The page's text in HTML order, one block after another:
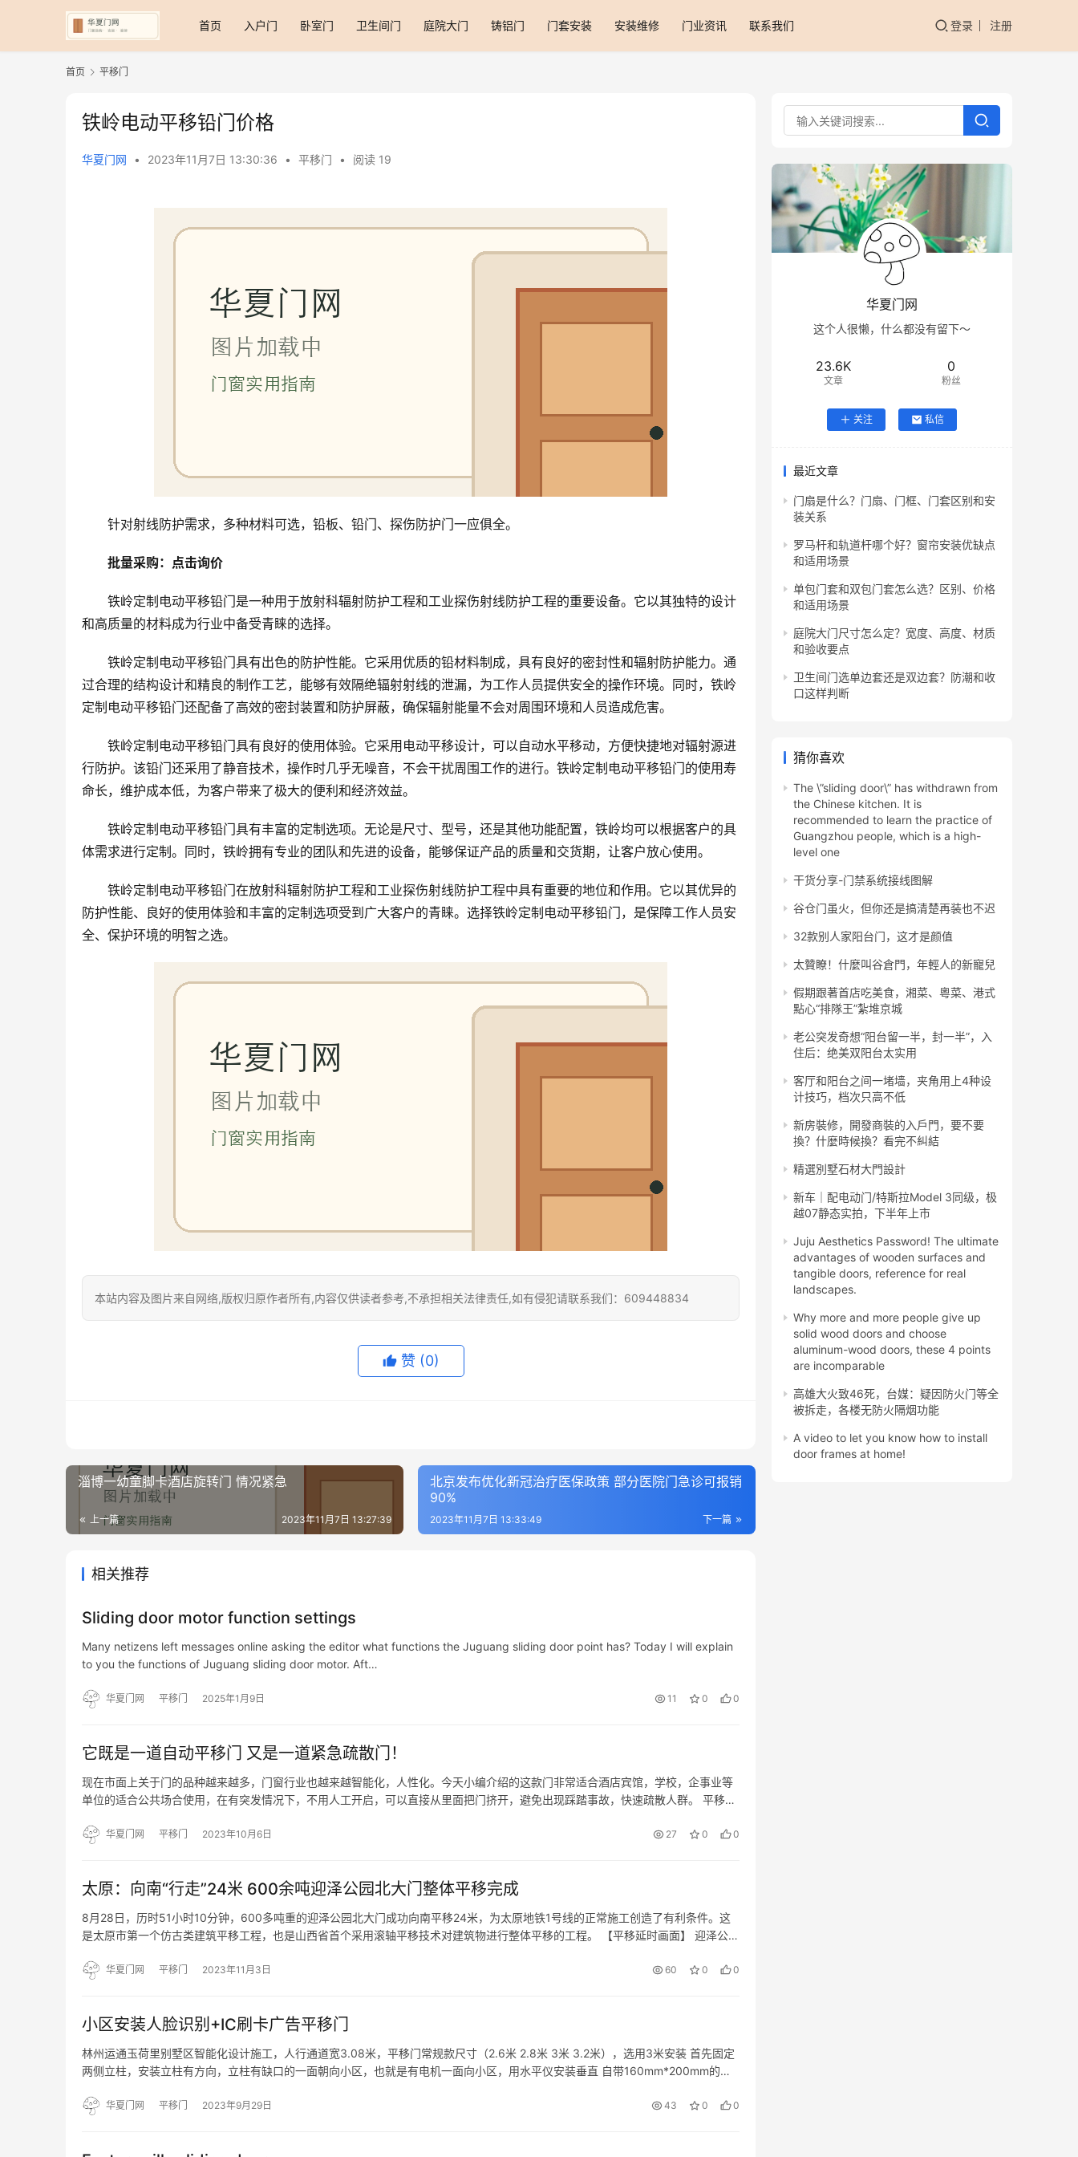
首页 入户门 卧室门 卫生间门 庭院大门 铸铝门 门套安装 安装维修 门业资讯 联系我们 登录 注册
首页 平移门
铁岭电动平移铅门价格
华夏门网 • 2023年11月7日 13:30:36 • 平移门 • 阅读 19
针对射线防护需求，多种材料可选，铅板、铅门、探伤防护门一应俱全。
批量采购：点击询价
铁岭定制电动平移铅门是一种用于放射科辐射防护工程和工业探伤射线防护工程的重要设备。它以其独特的设计
和高质量的材料成为行业中备受青睐的选择。
铁岭定制电动平移铅门具有出色的防护性能。它采用优质的铅材料制成，具有良好的密封性和辐射防护能力。通
过合理的结构设计和精良的制作工艺，能够有效隔绝辐射射线的泄漏，为工作人员提供安全的操作环境。同时，铁岭
定制电动平移铅门还配备了高效的密封装置和防护屏蔽，确保辐射能量不会对周围环境和人员造成危害。
铁岭定制电动平移铅门具有良好的使用体验。它采用电动平移设计，可以自动水平移动，方便快捷地对辐射源进
行防护。该铅门还采用了静音技术，操作时几乎无噪音，不会干扰周围工作的进行。铁岭定制电动平移铅门的使用寿
命长，维护成本低，为客户带来了极大的便利和经济效益。
铁岭定制电动平移铅门具有丰富的定制选项。无论是尺寸、型号，还是其他功能配置，铁岭均可以根据客户的具
体需求进行定制。同时，铁岭拥有专业的团队和先进的设备，能够保证产品的质量和交货期，让客户放心使用。
铁岭定制电动平移铅门在放射科辐射防护工程和工业探伤射线防护工程中具有重要的地位和作用。它以其优异的
防护性能、良好的使用体验和丰富的定制选项受到广大客户的青睐。选择铁岭定制电动平移铅门，是保障工作人员安
全、保护环境的明智之选。
本站内容及图片来自网络,版权归原作者所有,内容仅供读者参考,不承担相关法律责任,如有侵犯请联系我们：609448834
赞 (0)
淄博一幼童脚卡酒店旋转门 情况紧急
上一篇 2023年11月7日 13:27:39
北京发布优化新冠治疗医保政策 部分医院门急诊可报销
90%
下一篇
2023年11月7日 13:33:49
相关推荐
Sliding door motor function settings
Many netizens left messages online asking the editor what functions the Juguang sliding door point has? Today I will explain
to you the functions of Juguang sliding door motor. Aft…
华夏门网 平移门 2025年1月9日 11 0 0
它既是一道自动平移门 又是一道紧急疏散门！
现在市面上关于门的品种越来越多，门窗行业也越来越智能化，人性化。今天小编介绍的这款门非常适合酒店宾馆，学校，企事业等
单位的适合公共场合使用，在有突发情况下，不用人工开启，可以直接从里面把门挤开，避免出现踩踏事故，快速疏散人群。 平移式
品：安全…
华夏门网 平移门 2023年10月6日 27 0 0
太原：向南“行走”24米 600余吨迎泽公园北大门整体平移完成
8月28日，历时51小时10分钟，600多吨重的迎泽公园北大门成功向南平移24米，为太原地铁1号线的正常施工创造了有利条件。这
是太原市第一个仿古类建筑平移工程，也是山西省首个采用滚轴平移技术对建筑物进行整体平移的工程。 【平移延时画面】 迎泽公园
华夏门网 平移门 2023年11月3日 60 0 0
小区安装人脸识别+IC刷卡广告平移门
林州运通玉荷里别墅区智能化设计施工，人行通道宽3.08米，平移门常规款尺寸（2.6米 2.8米 3米 3.2米），选用3米安装 首先固定
两侧立柱，安装立柱有方向，立柱有缺口的一面朝向小区，也就是有电机一面向小区，用水平仪安装垂直 自带160mm*200mm的膨
华夏门网 平移门 2023年9月29日 43 0 0
华夏门网
这个人很懒，什么都没有留下～
23.6K
文章
0
粉丝
关注 私信
最近文章
门扇是什么？门扇、门框、门套区别和安
装关系
罗马杆和轨道杆哪个好？窗帘安装优缺点
和适用场景
单包门套和双包门套怎么选？区别、价格
和适用场景
庭院大门尺寸怎么定？宽度、高度、材质
和验收要点
卫生间门选单边套还是双边套？防潮和收
口这样判断
猜你喜欢
The \”sliding door\” has withdrawn from
the Chinese kitchen. It is
recommended to learn the practice of
Guangzhou people, which is a high-
level one
干货分享-门禁系统接线图解
谷仓门虽火，但你还是搞清楚再装也不迟
32款别人家阳台门，这才是颜值
太贊瞭！什麼叫谷倉門，年輕人的新寵兒
假期跟著首店吃美食，湘菜、粵菜、港式
點心“排隊王”紮堆京城
老公突发奇想“阳台留一半，封一半”，入
住后：绝美双阳台太实用
客厅和阳台之间一堵墙，夹角用上4种设
计技巧，档次只高不低
新房裝修，開發商裝的入戶門，要不要
換？什麼時候換？看完不糾結
精選別墅石材大門設計
新车｜配电动门/特斯拉Model 3同级，极
越07静态实拍，下半年上市
Juju Aesthetics Password! The ultimate
advantages of wooden surfaces and
tangible doors, reference for real
landscapes.
Why more and more people give up
solid wood doors and choose
aluminum-wood doors, these 4 points
are incomparable
高雄大火致46死，台媒：疑因防火门等全
被拆走，各楼无防火隔烟功能
A video to let you know how to install
door frames at home!